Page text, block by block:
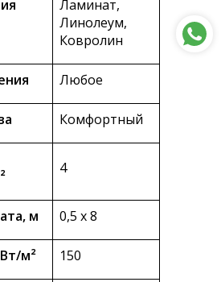
Ламинат,
Линолеум,
Ковролин
Любое
Комфортный
4
м 0,5 х 8
м² 150